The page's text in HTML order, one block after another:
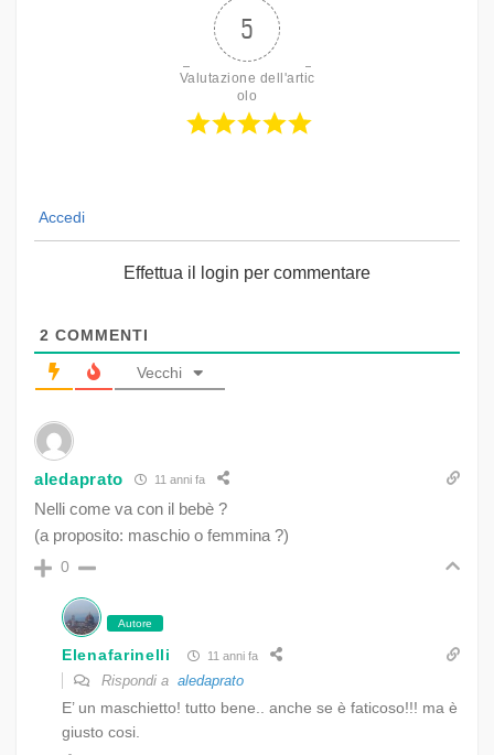
5
Valutazione dell'artic
olo
Accedi
Effettua il login per commentare
2 COMMENTI
Vecchi
aledaprato 11 anni fa
Nelli come va con il bebè ?
(a proposito: maschio o femmina ?)
0
Autore
Elenafarinelli 11 anni fa
Rispondi a aledaprato
E’ un maschietto! tutto bene.. anche se è faticoso!!! ma è
giusto cosi.